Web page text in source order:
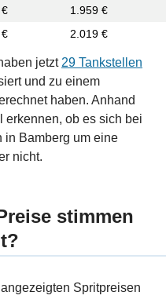
1.959 €
2.019 €
jetzt 29 Tankstellen
und zu einem
haben. Anhand
ob es sich bei
in Bamberg um eine
nicht.
stimmen
Spritpreisen